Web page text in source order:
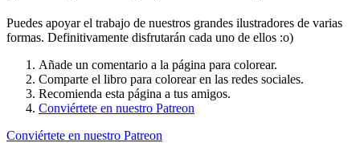
Puedes apoyar el trabajo de nuestros grandes ilustradores de varias
formas. Definitivamente disfrutarán cada uno de ellos :o)
Añade un comentario a la página para colorear.
Comparte el libro para colorear en las redes sociales.
Recomienda esta página a tus amigos.
Conviértete en nuestro Patreon
Conviértete en nuestro Patreon